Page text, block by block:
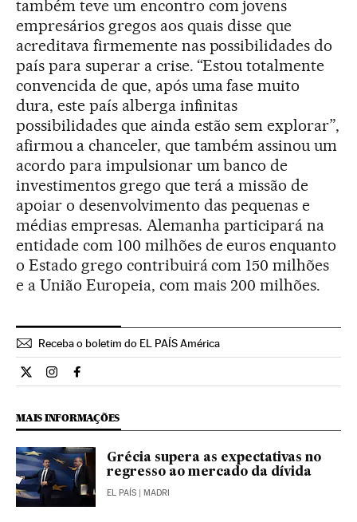
também teve um encontro com jovens
empresários gregos aos quais disse que
acreditava firmemente nas possibilidades do
país para superar a crise. “Estou totalmente
convencida de que, após uma fase muito
dura, este país alberga infinitas
possibilidades que ainda estão sem explorar”,
afirmou a chanceler, que também assinou um
acordo para impulsionar um banco de
investimentos grego que terá a missão de
apoiar o desenvolvimento das pequenas e
médias empresas. Alemanha participará na
entidade com 100 milhões de euros enquanto
o Estado grego contribuirá com 150 milhões
e a União Europeia, com mais 200 milhões.
Receba o boletim do EL PAÍS América
Internacional El País Brasil en Twitter
Internacional El País Brasil en Instagram
Internacional El País Brasil en Facebook
MAIS INFORMAÇÕES
Grécia supera as expectativas no
regresso ao mercado da dívida
EL PAÍS | MADRI